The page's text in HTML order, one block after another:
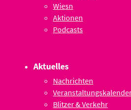
Wiesn
Aktionen
Podcasts
Aktuelles
Nachrichten
Blitzer & Verkehr